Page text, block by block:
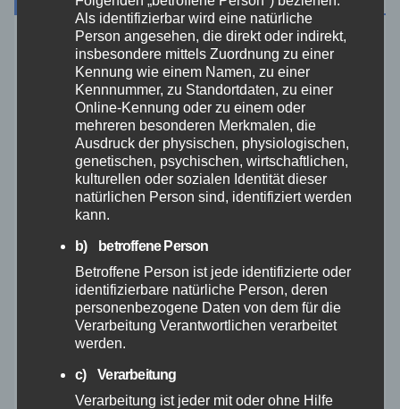
August 2026
Juli 2026
Juni 2026
Mai 2026
April 2026
März 2026
Februar 2026
Januar 2026
Als identifizierbar wird eine natürliche
Person angesehen, die direkt oder indirekt,
insbesondere mittels Zuordnung zu einer
Kennung wie einem Namen, zu einer
Kennnummer, zu Standortdaten, zu einer
Online-Kennung oder zu einem oder
mehreren besonderen Merkmalen, die
Ausdruck der physischen, physiologischen,
genetischen, psychischen, wirtschaftlichen,
kulturellen oder sozialen Identität dieser
natürlichen Person sind, identifiziert werden
kann.
b) betroffene Person
Betroffene Person ist jede identifizierte oder
identifizierbare natürliche Person, deren
personenbezogene Daten von dem für die
Verarbeitung Verantwortlichen verarbeitet
werden.
c) Verarbeitung
Verarbeitung ist jeder mit oder ohne Hilfe